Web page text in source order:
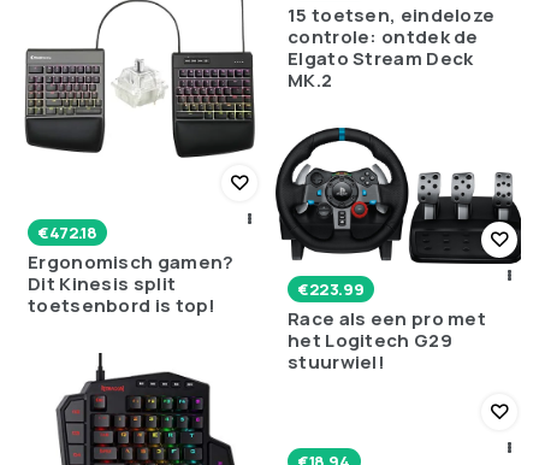
15 toetsen, eindeloze
controle: ontdek de
Elgato Stream Deck
MK.2
€472.18
Ergonomisch gamen?
Dit Kinesis split
toetsenbord is top!
€223.99
Race als een pro met
het Logitech G29
stuurwiel!